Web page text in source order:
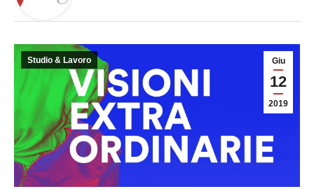
Giu
12
2019
Studio & Lavoro